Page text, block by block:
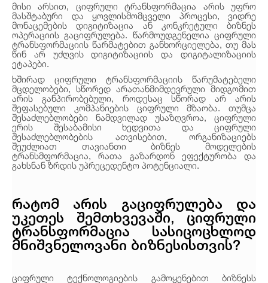
მისი არსით, ციფრული ტრანსფორმაცია არის უფრო
მასშტაბური და ყოვლისმომცველი პროცესი, ვიდრე
მონაცემების დიგიტიზაცია ან კონკრეტული ბიზნეს
ოპერაციის გაციფრულება. წარმოუდგენელია ციფრული
ტრანსფორმაციის წარმატებით განხორციელება, თუ მას
წინ არ უძღვის დიგიტიზაციის და დიგიტალიზაციის
ეტაპები.
ხშირად ციფრული ტრანსფორმაციის წარუმატებელი
მცდელობები, სწორედ არათანმიმდევრული მიდგომით
არის განპირობებული, როდესაც სწორად არ არის
შეფასებული კომპანიების ციფრული მზაობა. თუმცა
შესაძლებლობები ნამდვილად უსაზღვროა, ციფრული
ერის შესაბამისი ხედვითა და ციფრული
შესაძლებლობების ათვისებით, ორგანიზაციებს
შეუძლიათ თავიანთი ბიზნეს მოდელების
ტრანსმფორმაცია, რათა გაზარდონ ეფექტურობა და
გახსნან ზრდის უპრეცედენტო პოტენციალი.
რატომ არის გაციფრულება და
უკეთეს შემთხვევაში, ციფრული
ტრანსფორმაცია სასიცოცხლოდ
მნიშვნელოვანი ბიზნესისთვის?
ციფრული ტექნოლოგიების გამოყენებით ბიზნესს